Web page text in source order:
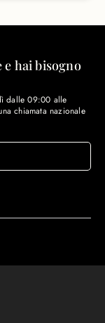
e hai bisogno
dalle 09:00 alle
chiamata nazionale